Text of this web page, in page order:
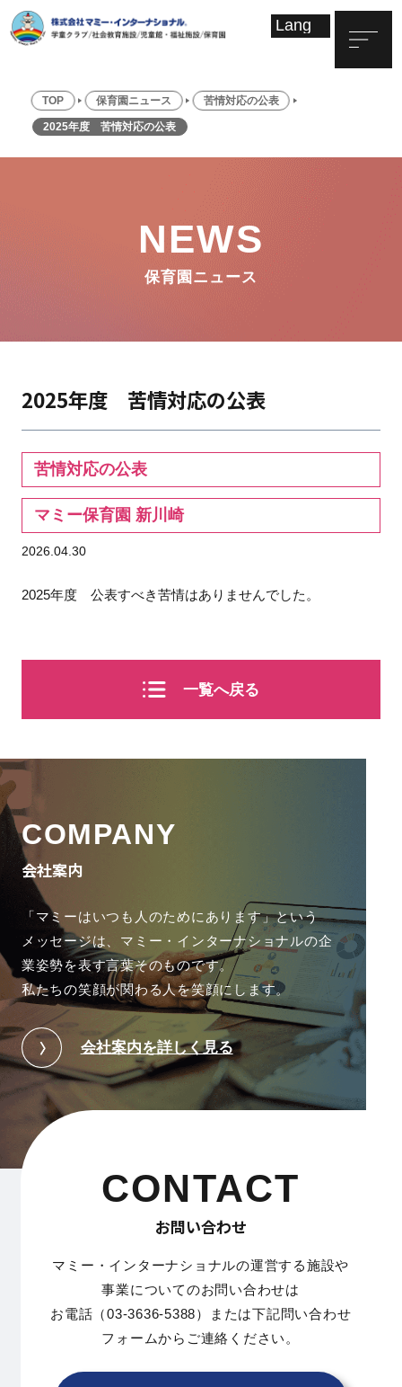
TOP 保育園ニュース 苦情対応の公表
2025年度 苦情対応の公表
NEWS
保育園ニュース
2025年度 苦情対応の公表
苦情対応の公表
マミー保育園 新川崎
2026.04.30
2025年度 公表すべき苦情はありませんでした。
一覧へ戻る
COMPANY
会社案内
「マミーはいつも人のためにあります」という
メッセージは、 マミー・インターナショナルの企
業姿勢を表す言葉そのものです。
私たちの笑顔が関わる人を笑顔にします。
会社案内を詳しく見る
CONTACT
お問い合わせ
マミー・インターナショナルの運営する施設や
事業についてのお問い合わせは
お電話（03-3636-5388）または下記問い合わせ
フォームからご連絡ください。